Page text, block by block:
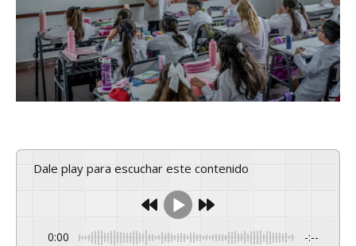
Dale play para escuchar este contenido
0:00 -:--